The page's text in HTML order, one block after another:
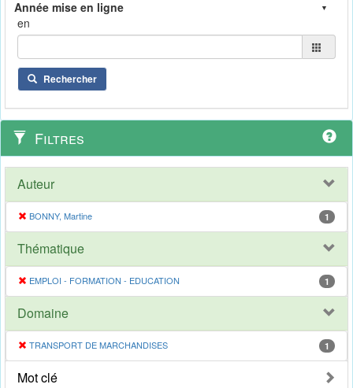
en
Rechercher
Filtres
Auteur
BONNY, Martine 1
Thématique
EMPLOI - FORMATION - EDUCATION 1
Domaine
TRANSPORT DE MARCHANDISES 1
Mot clé